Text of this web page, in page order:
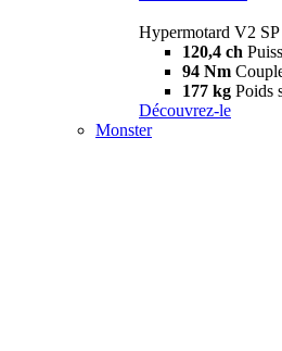
Hypermotard V2 SP
120,4 ch
94 Nm
177 kg Poids
Découvrez-le
Monster